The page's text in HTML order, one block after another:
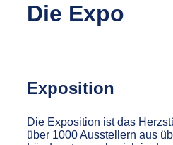
Die Expo
Exposition
Die Exposition ist das
über 1000 Ausstellern aus